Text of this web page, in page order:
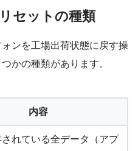
セットの種類
ンを工場出荷状態に戻す操
かの種類があります。
内容
れている全データ（アプ